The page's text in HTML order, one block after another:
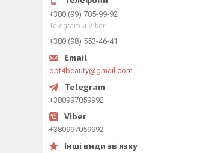
+380 (99) 705-99-92
Telegram и Viber
+380 (98) 553-46-41
opt4beauty@gmail.com
+380997059992
+380997059992